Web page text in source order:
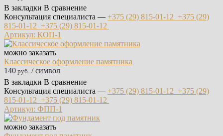
В закладки В сравнение
Консультация специалиста — +375 (29) 815-01-12 +375 (29)
815-01-12 +375 (29) 815-01-12
Артикул: КОП-1
можно заказать
Классическое оформление памятника
140 руб. / символ
В закладки В сравнение
Консультация специалиста — +375 (29) 815-01-12 +375 (29)
815-01-12 +375 (29) 815-01-12
Артикул: ФПП-1
можно заказать